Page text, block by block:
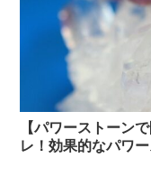
【パワーストーン
レ！効果的なパワ